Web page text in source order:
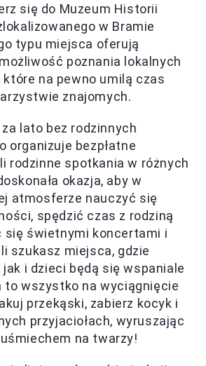
się do Muzeum Historii
w Bramie
typu miejsca oferują
poznania lokalnych
na pewno umilą czas
znajomych.
lato bez rodzinnych
organizuje bezpłatne
rodzinne spotkania w różnych
okazja, aby w
atmosferze nauczyć się
spędzić czas z rodziną
się świetnymi koncertami i
szukasz miejsca, gdzie
i dzieci będą się wspaniale
to wszystko na wyciągnięcie
przekąski, zabierz kocyk i
przyjaciołach, wyruszając
na twarzy!